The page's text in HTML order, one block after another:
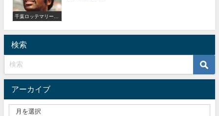
千葉ロッテマリーン
検索
アーカイブ